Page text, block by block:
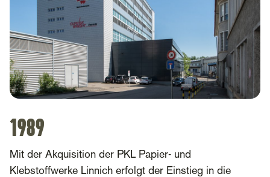
1989
Mit der Akquisition der PKL Papier- und
Klebstoffwerke Linnich erfolgt der Einstieg in die